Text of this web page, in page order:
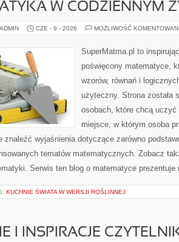
W CODZIENNYM
CZE - 9 - 2026 MOŻLIWOŚĆ
SuperMatma.pl to
poświęcony matematyce,
wzorów, równań i
użyteczny. Strona została
osobach, które chcą
miejsce, w którym osoba
znaleźć wyjaśnienia dotyczące zarówno
tematów matematycznych. Zobacz
Serwis ten blog o matematyce
KUCHNIE ŚWIATA W WERSJI ROŚLINNEJ
I INSPIRACJE